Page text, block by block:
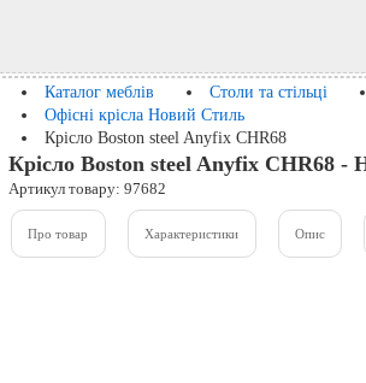
Каталог меблів Столи та стільці
Офісні крісла Новий Стиль
Крісло Boston steel Anyfix CHR68
Крісло Boston steel Anyfix CHR68 -
Артикул товару: 97682
Про товар Характеристики Опис